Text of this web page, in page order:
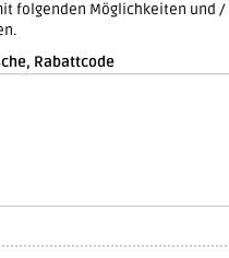
und / oder schreiben Sie
Rabattcode